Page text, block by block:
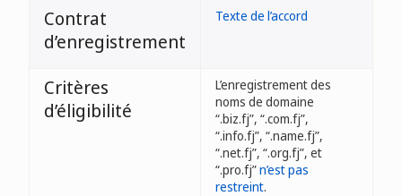
Contrat
d’enregistrement
Texte de l’accord
Critères
d’éligibilité
L’enregistrement des
noms de domaine
“.biz.fj”, “.com.fj”,
“.info.fj”, “.name.fj”,
“.net.fj”, “.org.fj”, et
“.pro.fj”n’est pas
restreint.